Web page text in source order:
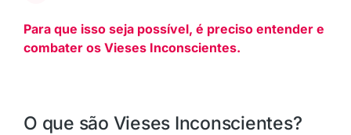
Para que isso seja possível, é preciso entender e
combater os Vieses Inconscientes.
O que são Vieses Inconscientes?